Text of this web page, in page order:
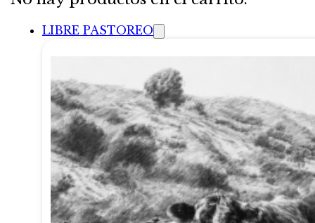
LIBRE PASTOREO